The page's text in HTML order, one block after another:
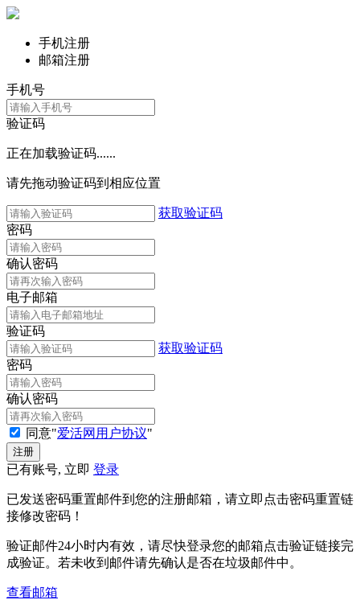
手机注册
邮箱注册
手机号
验证码
正在加载验证码......
请先拖动验证码到相应位置
获取验证码
密码
确认密码
电子邮箱
验证码
获取验证码
密码
确认密码
同意"爱活网用户协议"
已有账号, 立即 登录
已发送密码重置邮件到您的注册邮箱，请立即点击密码重置链
接修改密码！
验证邮件24小时内有效，请尽快登录您的邮箱点击验证链接完
成验证。若未收到邮件请先确认是否在垃圾邮件中。
查看邮箱